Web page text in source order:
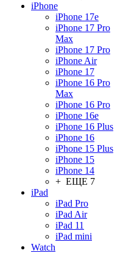
iPhone
iPhone 17e
iPhone 17 Pro
Max
iPhone 17 Pro
iPhone Air
iPhone 17
iPhone 16 Pro
Max
iPhone 16 Pro
iPhone 16e
iPhone 16 Plus
iPhone 16
iPhone 15 Plus
iPhone 15
iPhone 14
+ ЕЩЕ 7
iPad
iPad Pro
iPad Air
iPad 11
iPad mini
Watch